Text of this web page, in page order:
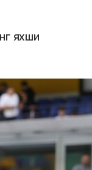
яхши